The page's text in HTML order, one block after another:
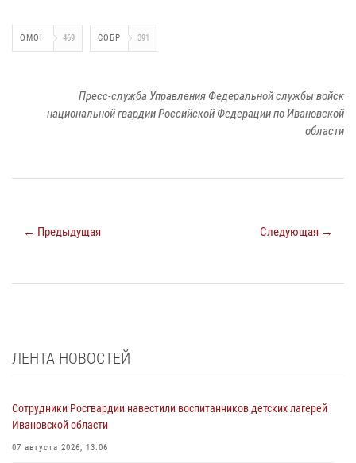
ОМОН 469 СОБР 391
Пресс-служба Управления Федеральной службы войск
национальной гвардии Российской Федерации по Ивановской
области
← Предыдущая Следующая →
ЛЕНТА НОВОСТЕЙ
Сотрудники Росгвардии навестили воспитанников детских лагерей
Ивановской области
07 августа 2026, 13:06